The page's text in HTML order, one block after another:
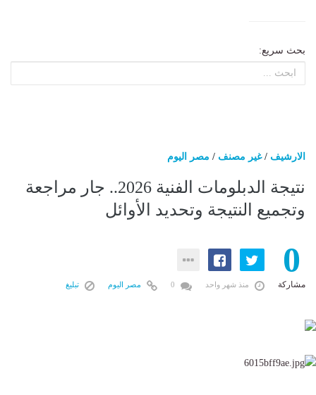
بحث سريع:
الارشيف /غير مصنف / مصر اليوم
نتيجة الدبلومات الفنية 2026.. جار مراجعة
وتجميع النتيجة وتحديد الأوائل
0
مشاركة منذ شهر واحد مصر اليوم تبليغ